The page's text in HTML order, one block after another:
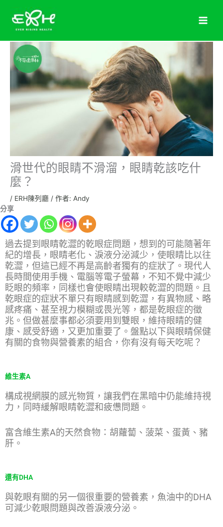
滑世代的眼睛不滑溜，眼睛乾該吃什
麼？
/ ERH陳列廳 / 作者: Andy
分享
過去提到眼睛乾澀的乾眼症問題，想到的可能隨著年
紀的增長，眼睛老化、淚液分泌減少，使眼睛比以往
乾澀，但這已經不再是高齡者獨有的症狀了。現代人
長時間使用手機、電腦等電子螢幕，不知不覺中減少
眨眼的頻率，同樣也會使眼睛出現較乾澀的問題。且
乾眼症的症狀不單只有眼睛感到乾澀，有異物感、略
感疼痛、甚至視力模糊或畏光等，都是乾眼症的徵
兆。但做甚麼事都必須要用到雙眼，維持眼睛的健
康、感受舒適，又更加重要了。盤點以下與眼睛保健
有關的食物與營養素的組合，你有沒有每天吃呢？
維生素A
構成視網膜的感光物質，讓我們在黑暗中仍能維持視
力，同時緩解眼睛乾澀和疲憊問題。
富含維生素A的天然食物：胡蘿蔔、菠菜、蛋黃、豬
肝。
還有DHA
與乾眼有關的另一個很重要的營養素，魚油中的DHA
可減少乾眼問題與改善淚液分泌。